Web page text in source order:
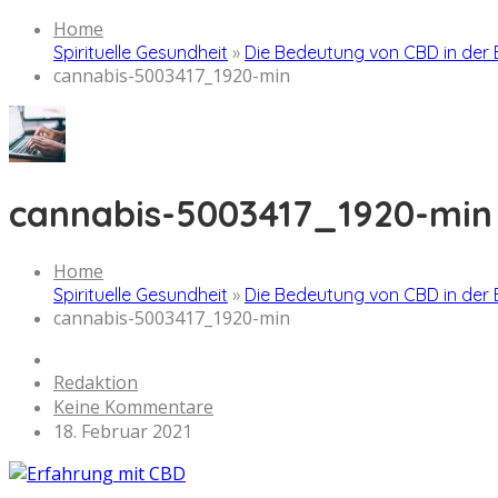
Home
Spirituelle Gesundheit » Die Bedeutung von CBD in der
cannabis-5003417_1920-min
cannabis-5003417_1920-min
Home
Spirituelle Gesundheit » Die Bedeutung von CBD in der
cannabis-5003417_1920-min
Redaktion
Keine Kommentare
18. Februar 2021